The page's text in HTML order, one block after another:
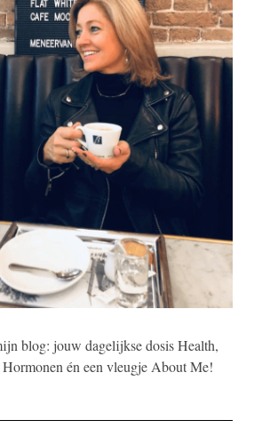
blog: jouw dagelijkse dosis Health,
én een vleugje About Me!